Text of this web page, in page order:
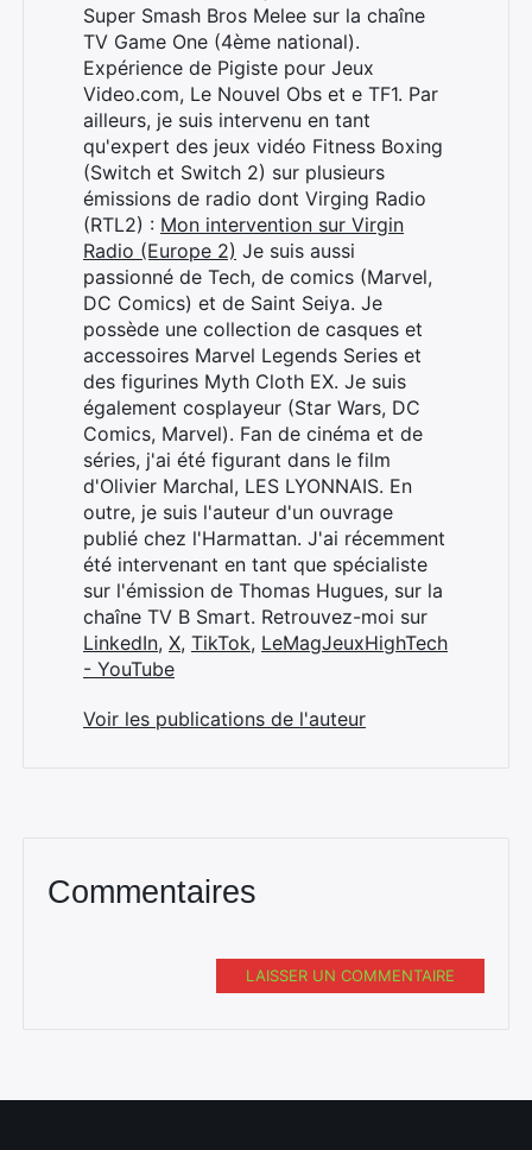
Super Smash Bros Melee sur la chaîne
TV Game One (4ème national).
Expérience de Pigiste pour Jeux
Video.com, Le Nouvel Obs et e TF1. Par
ailleurs, je suis intervenu en tant
qu'expert des jeux vidéo Fitness Boxing
(Switch et Switch 2) sur plusieurs
émissions de radio dont Virging Radio
(RTL2) : Mon intervention sur Virgin
Radio (Europe 2) Je suis aussi
passionné de Tech, de comics (Marvel,
DC Comics) et de Saint Seiya. Je
possède une collection de casques et
accessoires Marvel Legends Series et
des figurines Myth Cloth EX. Je suis
également cosplayeur (Star Wars, DC
Comics, Marvel). Fan de cinéma et de
séries, j'ai été figurant dans le film
d'Olivier Marchal, LES LYONNAIS. En
outre, je suis l'auteur d'un ouvrage
publié chez l'Harmattan. J'ai récemment
été intervenant en tant que spécialiste
sur l'émission de Thomas Hugues, sur la
chaîne TV B Smart. Retrouvez-moi sur
LinkedIn, X, TikTok, LeMagJeuxHighTech
- YouTube
Voir les publications de l'auteur
Commentaires
LAISSER UN COMMENTAIRE